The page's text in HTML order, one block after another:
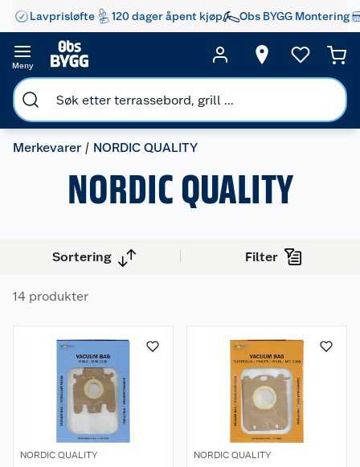
Lavprisløfte 120 dager åpent kjøp Obs BYGG Montering
Meny
Merkevarer NORDIC QUALITY
NORDIC QUALITY
Sortering Filter
14 produkter
NORDIC QUALITY NORDIC QUALITY